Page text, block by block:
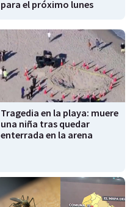
para el próximo lunes
Tragedia en la playa: muere
una niña tras quedar
enterrada en la arena